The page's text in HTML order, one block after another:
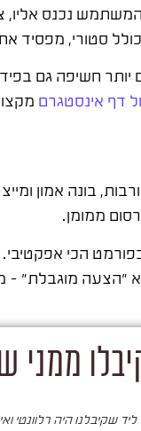
נכנס
סטורי, מפסיד
חשיפה גם
דף אינסטגרם
בונה אמון
ממומן.
הכי
"הצעה מוגבלת" –
ממני
שקיבלנו היה רלוונטי